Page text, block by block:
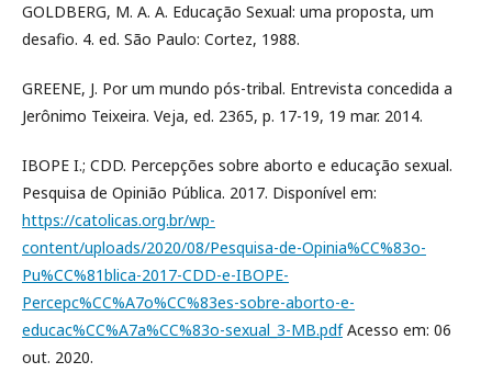
GOLDBERG, M. A. A. Educação Sexual: uma proposta, um
desafio. 4. ed. São Paulo: Cortez, 1988.
GREENE, J. Por um mundo pós-tribal. Entrevista concedida a
Jerônimo Teixeira. Veja, ed. 2365, p. 17-19, 19 mar. 2014.
IBOPE I.; CDD. Percepções sobre aborto e educação sexual.
Pesquisa de Opinião Pública. 2017. Disponível em:
https://catolicas.org.br/wp-
content/uploads/2020/08/Pesquisa-de-Opinia%CC%83o-
Pu%CC%81blica-2017-CDD-e-IBOPE-
Percepc%CC%A7o%CC%83es-sobre-aborto-e-
educac%CC%A7a%CC%83o-sexual_3-MB.pdfAcesso em: 06
out. 2020.